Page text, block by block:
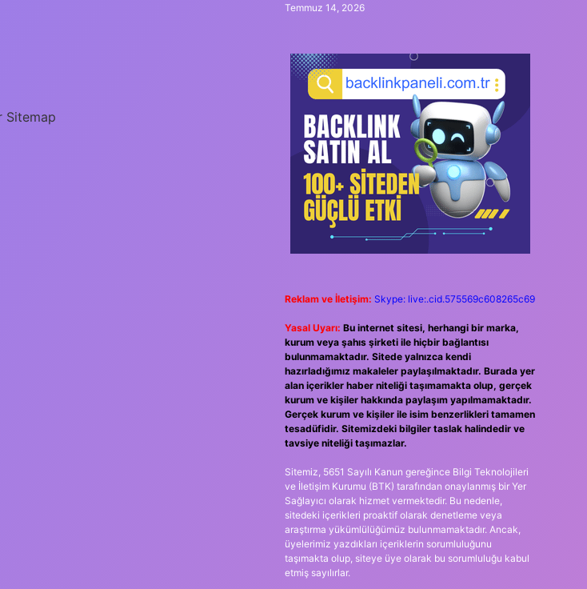
Sitemap
Temmuz 14, 2026
Reklam ve İletişim: Skype: live:.cid.575569c608265c69
Yasal Uyarı: Bu internet sitesi, herhangi bir marka,
kurum veya şahıs şirketi ile hiçbir bağlantısı
bulunmamaktadır. Sitede yalnızca kendi
hazırladığımız makaleler paylaşılmaktadır. Burada yer
alan içerikler haber niteliği taşımamakta olup, gerçek
kurum ve kişiler hakkında paylaşım yapılmamaktadır.
Gerçek kurum ve kişiler ile isim benzerlikleri tamamen
tesadüfidir. Sitemizdeki bilgiler taslak halindedir ve
tavsiye niteliği taşımazlar.
Sitemiz, 5651 Sayılı Kanun gereğince Bilgi Teknolojileri
ve İletişim Kurumu (BTK) tarafından onaylanmış bir Yer
Sağlayıcı olarak hizmet vermektedir. Bu nedenle,
sitedeki içerikleri proaktif olarak denetleme veya
araştırma yükümlülüğümüz bulunmamaktadır. Ancak,
üyelerimiz yazdıkları içeriklerin sorumluluğunu
taşımakta olup, siteye üye olarak bu sorumluluğu kabul
etmiş sayılırlar.